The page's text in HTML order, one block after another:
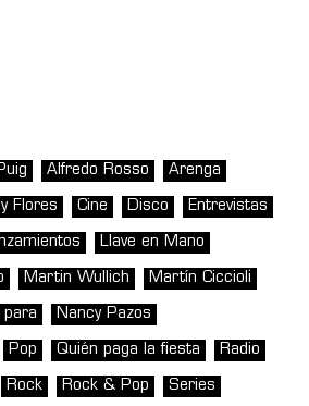
Alfredo Rosso Arenga
Flores Cine Disco Entrevistas
Llave en Mano
Martin Wullich Martín Ciccioli
para Nancy Pazos
Pop Quién paga la fiesta Radio
Rock Rock & Pop Series